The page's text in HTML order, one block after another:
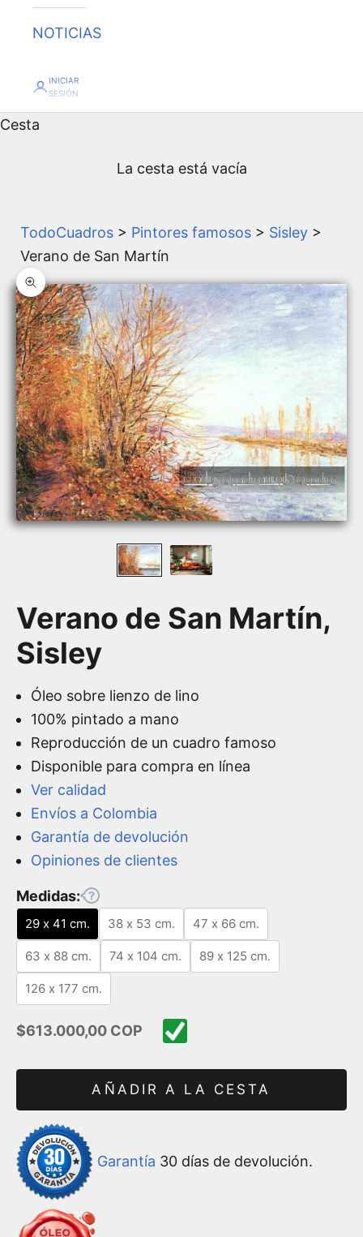
NOTICIAS
INICIAR
SESIÓN
Cesta
La cesta está vacía
TodoCuadros > Pintores famosos > Sisley >
Verano de San Martín
Zoom
Verano de San Martín,
Sisley
Óleo sobre lienzo de lino
100% pintado a mano
Reproducción de un cuadro famoso
Disponible para compra en línea
Ver calidad
Envíos a Colombia
Garantía de devolución
Opiniones de clientes
Medidas:
29 x 41 cm. 38 x 53 cm. 47 x 66 cm.
63 x 88 cm. 74 x 104 cm. 89 x 125 cm.
126 x 177 cm.
Precio de oferta
$613.000,00 COP
AÑADIR A LA CESTA
Garantía 30 días de devolución.